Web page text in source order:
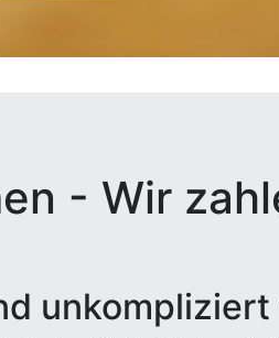
- Wir